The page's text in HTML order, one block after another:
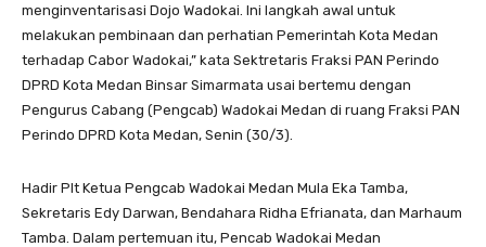
menginventarisasi Dojo Wadokai. Ini langkah awal untuk
melakukan pembinaan dan perhatian Pemerintah Kota Medan
terhadap Cabor Wadokai,” kata Sektretaris Fraksi PAN Perindo
DPRD Kota Medan Binsar Simarmata usai bertemu dengan
Pengurus Cabang (Pengcab) Wadokai Medan di ruang Fraksi PAN
Perindo DPRD Kota Medan, Senin (30/3).
Hadir Plt Ketua Pengcab Wadokai Medan Mula Eka Tamba,
Sekretaris Edy Darwan, Bendahara Ridha Efrianata, dan Marhaum
Tamba. Dalam pertemuan itu, Pencab Wadokai Medan